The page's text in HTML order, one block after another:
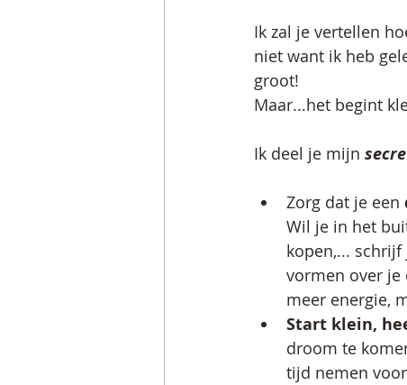
Ik zal je vertellen
niet want ik heb
groot!
Maar...het begint
Ik deel je mijn
Zorg dat je een
Wil je in het
kopen,...
vormen over je
meer energie,
Start klein,
droom te
tijd nemen